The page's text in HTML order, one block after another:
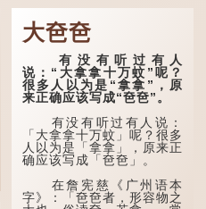
言谈间，卢姓书生感慨
自己虽贵为读书人，但一直
未能考取功名，仍然贫困，
感到十分落泊。于是，道士
拿出一个青瓷枕头，让卢姓
书生睡一睡，便能满足他希
望得到荣华富贵的愿望。
这时，...
大夿夿
有没有听过有人
说：“大拿拿十万蚊”呢？
很多人以为是“拿拿”，原
来正确应该写成“夿夿”。
有没有听过有人说：
「大拿拿十万蚊」呢？很多
人以为是「拿拿」，原来正
确应该写成「夿夿」。
在詹宪慈《广州语本
字》：「夿夿者，形容物之